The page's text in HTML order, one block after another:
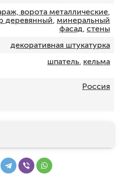
ворота металлические,
деревянный минеральный
фасад стены
декоративная штукатурка
шпатель, кельма
Россия